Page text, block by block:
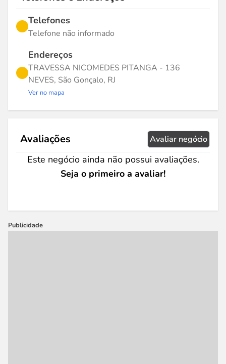
Telefones
Telefone não informado
Endereços
TRAVESSA NICOMEDES PITANGA - 136
NEVES, São Gonçalo, RJ
Ver no mapa
Avaliações Avaliar negócio
Este negócio ainda não possui avaliações.
Seja o primeiro a avaliar!
Publicidade